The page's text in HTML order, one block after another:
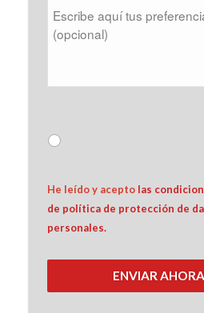
He leído y acepto las
de política de protección de
personales.
ENVIAR AHORA